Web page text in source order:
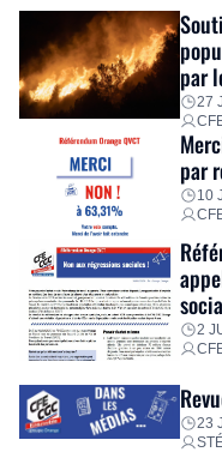
Fidèle à sa mission
immédiatement ses
personnalisé, des
premières dépenses,
par
27
par
10
2
23